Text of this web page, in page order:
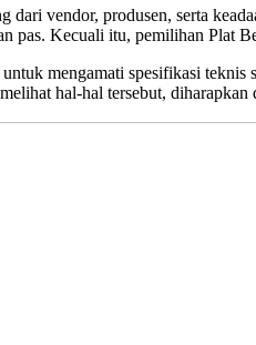
dari vendor, produsen, serta
pas. Kecuali itu, pemilihan Plat
mengamati spesifikasi teknis
hal-hal tersebut,